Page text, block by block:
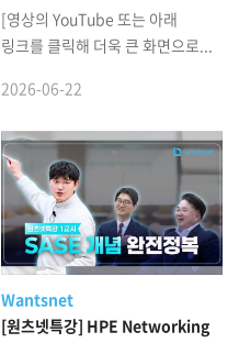
[영상의 YouTube 또는 아래
링크를 클릭해 더욱 큰 화면으로...
2026-06-22
Wantsnet
[원츠넷특강] HPE Networking